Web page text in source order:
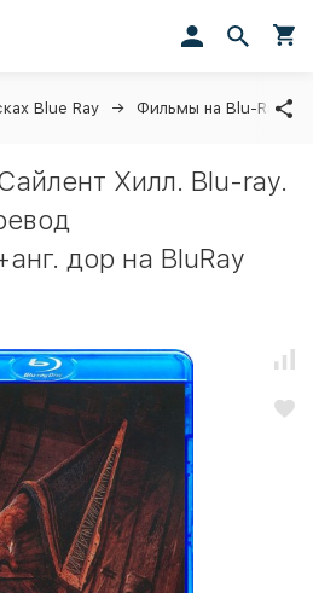
Blue Ray Фильмы на Blu-Ray
Хилл. Blu-ray.
дор на BluRay